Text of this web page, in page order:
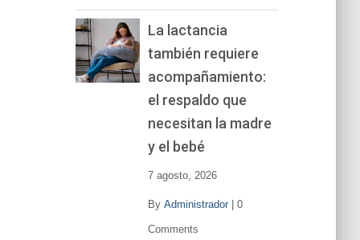
La lactancia
también requiere
acompañamiento:
el respaldo que
necesitan la madre
y el bebé
7 agosto, 2026
By Administrador| 0
Comments